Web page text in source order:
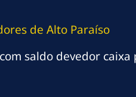
de Alto Paraíso
saldo devedor